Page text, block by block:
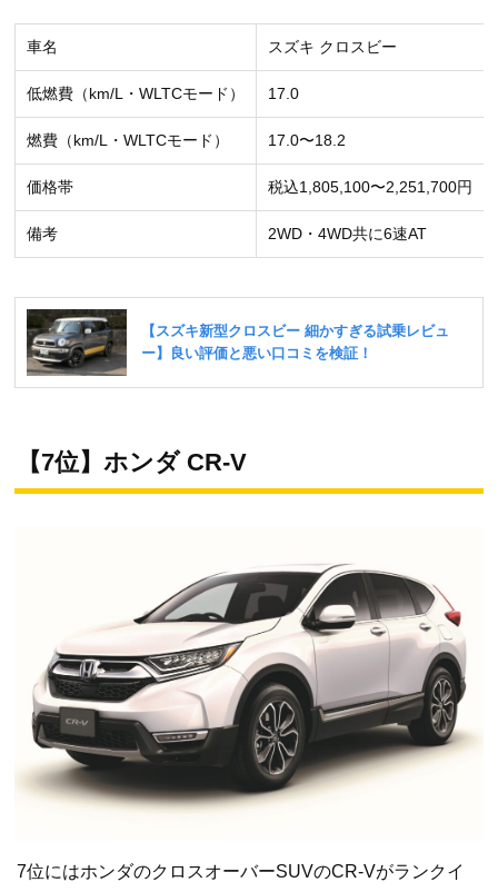
車名 スズキ クロスビー
低燃費（km/L・WLTCモード） 17.0
燃費（km/L・WLTCモード） 17.0〜18.2
価格帯 税込1,805,100〜2,251,700円
備考 2WD・4WD共に6速AT
【7位】ホンダ CR-V
7位にはホンダのクロスオーバーSUVのCR-Vがランクイ